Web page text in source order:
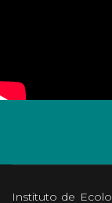
Instituto de